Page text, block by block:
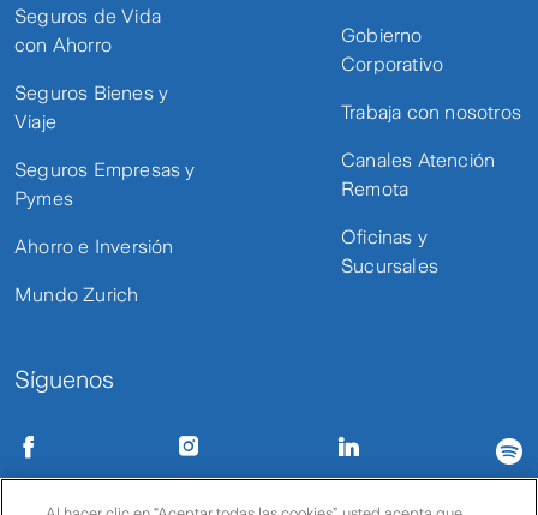
Seguros de Vida
con Ahorro
Seguros Bienes y
Viaje
Seguros Empresas y
Pymes
Ahorro e Inversión
Mundo Zurich
Gobierno
Corporativo
Trabaja con nosotros
Canales Atención
Remota
Oficinas y
Sucursales
Síguenos
Condiciones de uso Políticas de privacidad Política de cookies